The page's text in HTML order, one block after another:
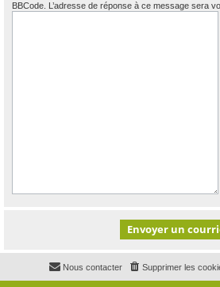
BBCode. L’adresse de réponse à ce message sera
Supprimer les
Nous contacter